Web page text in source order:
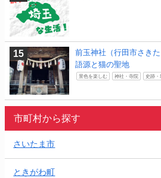
前玉神社（行田市さき
語源と猫の聖地
景色を楽しむ 神社・寺院 史跡・
市町村から探す
さいたま市
ときがわ町